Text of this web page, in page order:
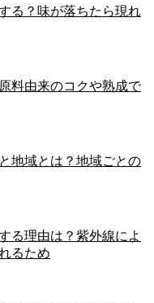
る？味が落ちたら現れ
料由来のコクや熟成で
地域とは？地域ごとの
る理由は？紫外線によ
るため